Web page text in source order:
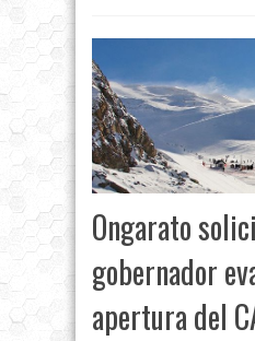
Ongarato
gobernador
apertura del